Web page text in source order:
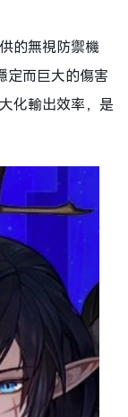
的無視防禦機
定而巨大的傷害
化輸出效率，是